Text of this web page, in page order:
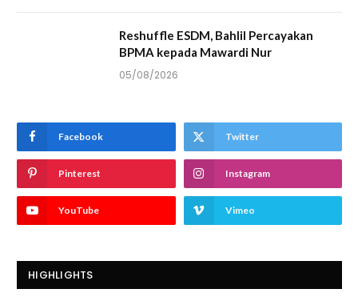
Reshuffle ESDM, Bahlil Percayakan
BPMA kepada Mawardi Nur
05/08/2026
Facebook Twitter
Pinterest Instagram
YouTube Vimeo
HIGHLIGHTS